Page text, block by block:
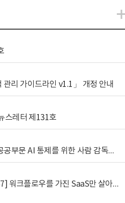
관리 가이드라인 v1.1」 개정 안내
스레터 제131호
[AI.GOV 이슈리포트 2026-1호]공공부문 AI 통제를 위한 사람 감독의 해외 사례 분석 및 시사점
[디지털서비스 이슈리포트2026-7] 워크플로우를 가진 SaaS만 살아남는다